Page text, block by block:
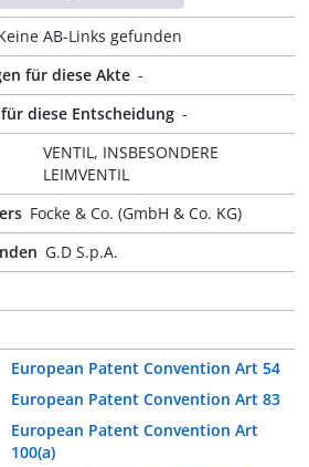
AB-Links gefunden
für diese Akte -
diese Entscheidung -
VENTIL, INSBESONDERE
LEIMVENTIL
Focke & Co. (GmbH & Co. KG)
G.D S.p.A.
European Patent Convention Art 54
European Patent Convention Art 83
European Patent Convention Art
100(a)